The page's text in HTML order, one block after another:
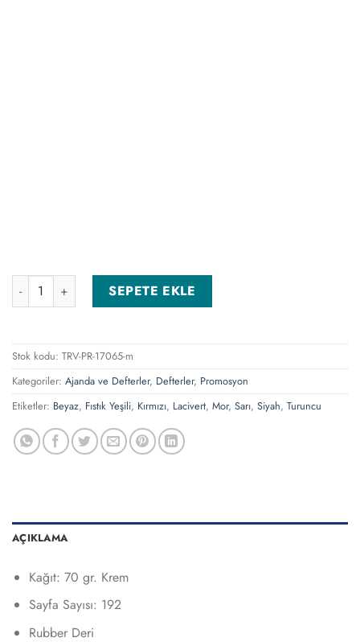
Sarıyer-T Turuncu Tarihsiz Defter adet
SEPETE EKLE
Stok kodu: TRV-PR-17065-m
Kategoriler: Ajanda ve Defterler, Defterler, Promosyon
Etiketler: Beyaz, Fıstık Yeşili, Kırmızı, Lacivert, Mor, Sarı, Siyah, Turuncu
AÇIKLAMA
Kağıt: 70 gr. Krem
Sayfa Sayısı: 192
Rubber Deri